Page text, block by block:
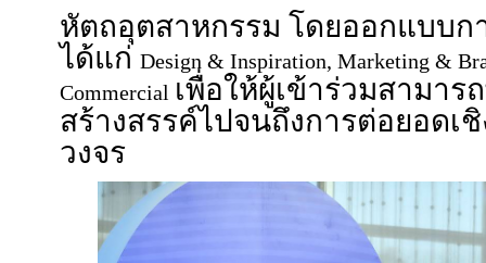
หัตถอุตสาหกรรม โดยออกแบบก
ได้แก่ Design & Inspiration, Marketing &
Commercial เพื่อให้ผู้เข้าร่วมสามา
สร้างสรรค์ไปจนถึงการต่อยอดเ
วงจร